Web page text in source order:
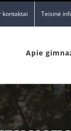
kontaktai Teisinė
Apie